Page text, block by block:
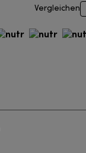
Vergleichen